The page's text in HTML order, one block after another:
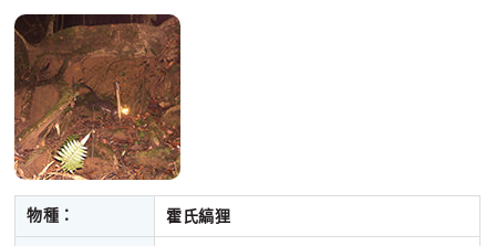
物種： 霍氏縞狸